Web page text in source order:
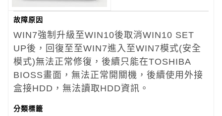
故障原因
WIN7強制升級至WIN10後取消WIN10 SET
UP後，回復至至WIN7進入至WIN7模式(安全
模式)無法正常修復，後續只能在TOSHIBA
BIOSS畫面，無法正常開關機，後續使用外接
盒接HDD，無法讀取HDD資訊。
分類標籤